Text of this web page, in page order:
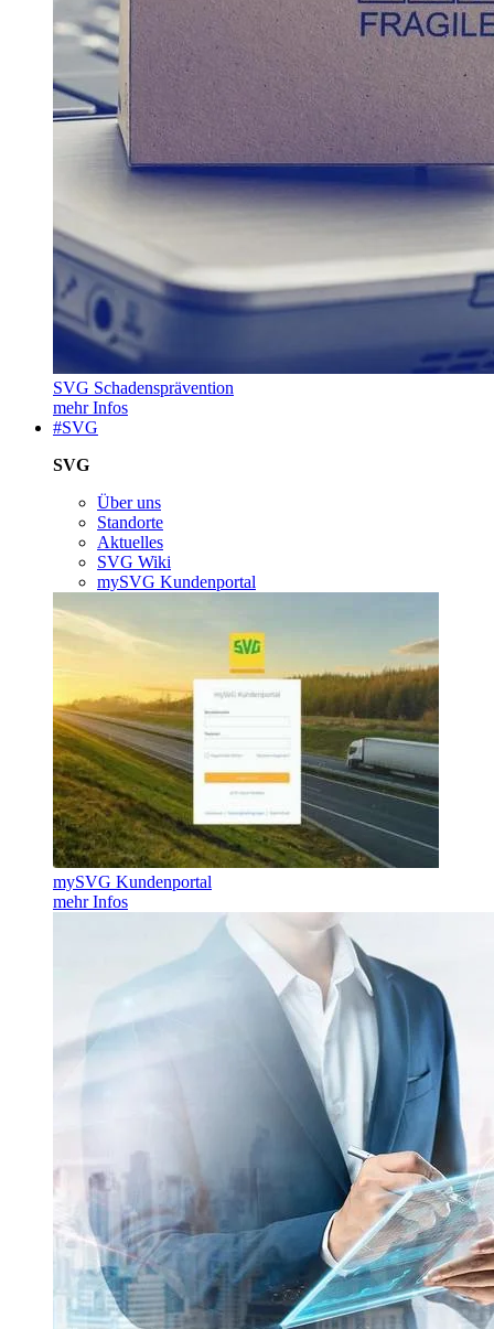
SVG Schadensprävention
mehr Infos
#SVG
SVG
Über uns
Standorte
Aktuelles
SVG Wiki
mySVG Kundenportal
mySVG Kundenportal
mehr Infos